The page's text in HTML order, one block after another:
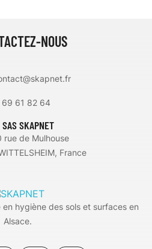
NOUS
69 61 82 64
SAS SKAPNET
rue de Mulhouse
France
hygiène des sols et surfaces en
Alsace.